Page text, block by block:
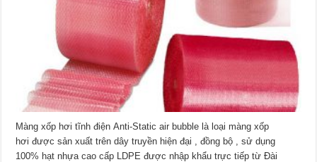
Màng xốp hơi tĩnh điện Anti-Static air bubble là loại màng xốp
hơi được sản xuất trên dây truyền hiện đại , đồng bộ , sử dụng
100% hạt nhựa cao cấp LDPE được nhập khẩu trực tiếp từ Đài